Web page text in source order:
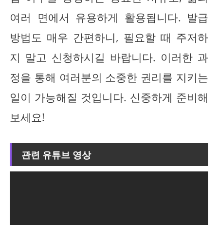
여러 면에서 유용하게 활용됩니다. 발급
방법도 매우 간편하니, 필요할 때 주저하
지 말고 신청하시길 바랍니다. 이러한 과
정을 통해 여러분의 소중한 권리를 지키는
일이 가능해질 것입니다. 신중하게 준비해
보세요!
관련 유튜브 영상